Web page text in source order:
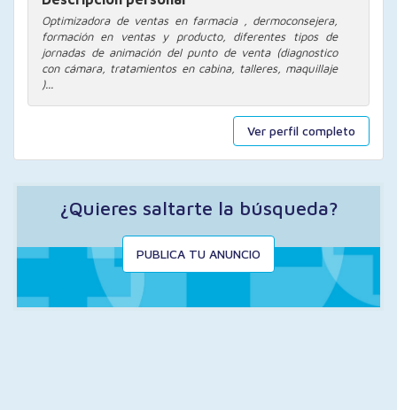
Ver perfil completo
Optimizadora de ventas en farmacia , dermoconsejera,
formación en ventas y producto, diferentes tipos de
jornadas de animación del punto de venta (diagnostico
con cámara, tratamientos en cabina, talleres, maquillaje
)...
¿Quieres saltarte la búsqueda?
PUBLICA TU ANUNCIO